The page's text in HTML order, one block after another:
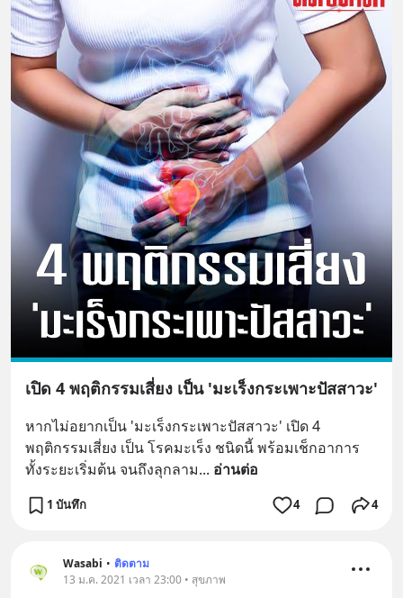
เปิด 4 พฤติกรรมเสี่ยง เป็น 'มะเร็งกระเพาะปัสสาวะ'
หากไม่อยากเป็น 'มะเร็งกระเพาะปัสสาวะ' เปิด 4
พฤติกรรมเสี่ยง เป็น โรคมะเร็ง ชนิดนี้ พร้อมเช็กอาการ
ทั้งระยะเริ่มต้น จนถึงลุกลาม... อ่านต่อ
1 บันทึก 4 4
Wasabi • ติดตาม
13 ม.ค. 2021 เวลา 23:00 • สุขภาพ